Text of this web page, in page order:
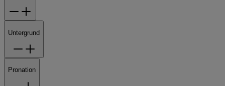
Untergrund
Pronation